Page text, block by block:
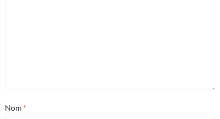
Nom *